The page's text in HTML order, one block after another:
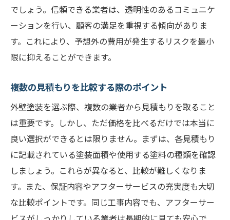
でしょう。信頼できる業者は、透明性のあるコミュニケ
ーションを行い、顧客の満足を重視する傾向がありま
す。これにより、予想外の費用が発生するリスクを最小
限に抑えることができます。
複数の見積もりを比較する際のポイント
外壁塗装を選ぶ際、複数の業者から見積もりを取ること
は重要です。しかし、ただ価格を比べるだけでは本当に
良い選択ができるとは限りません。まずは、各見積もり
に記載されている塗装面積や使用する塗料の種類を確認
しましょう。これらが異なると、比較が難しくなりま
す。また、保証内容やアフターサービスの充実度も大切
な比較ポイントです。同じ工事内容でも、アフターサー